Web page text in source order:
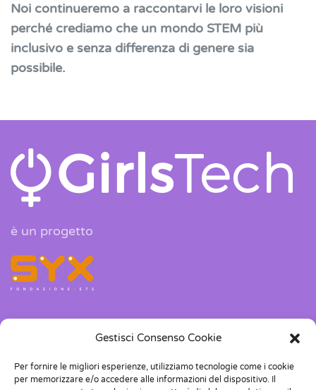
Gestisci Consenso Cookie
Per fornire le migliori esperienze, utilizziamo tecnologie come i cookie
per memorizzare e/o accedere alle informazioni del dispositivo. Il
Noi continueremo a raccontarvi le loro visioni
perché crediamo che un mondo STEM più
inclusivo e senza differenza di genere sia
possibile.
è un progetto
Corso Dante 118, 10126, Torino
info@girlstech.it